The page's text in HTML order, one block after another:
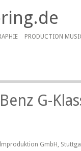
PRODUCTION
G-
GmbH,